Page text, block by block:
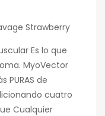
Strawberry
Es lo que
MyoVector
PURAS de
cuatro
Cualquier